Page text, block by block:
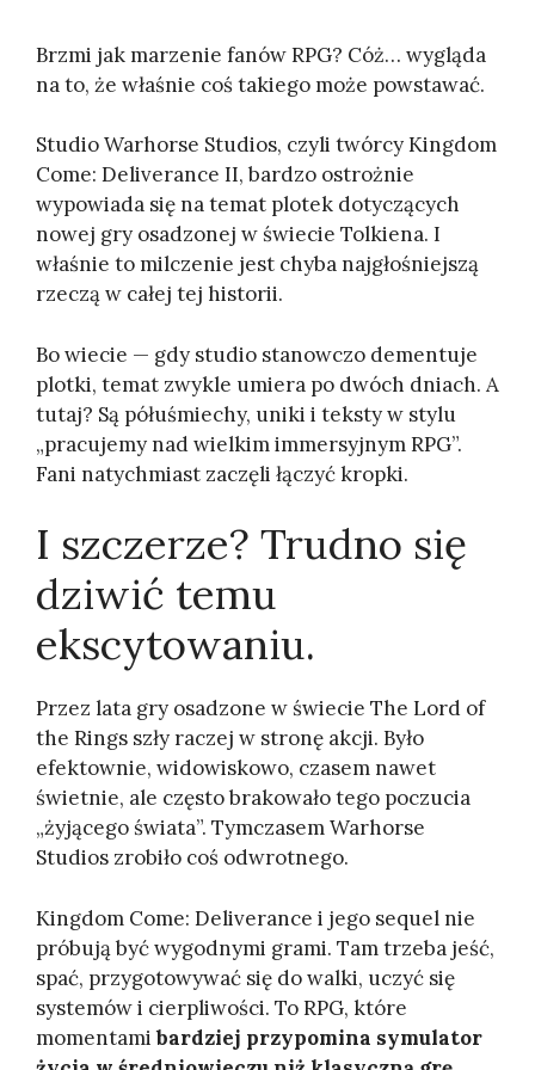
Brzmi jak marzenie fanów RPG? Cóż… wygląda
na to, że właśnie coś takiego może powstawać.
Studio Warhorse Studios, czyli twórcy Kingdom
Come: Deliverance II, bardzo ostrożnie
wypowiada się na temat plotek dotyczących
nowej gry osadzonej w świecie Tolkiena. I
właśnie to milczenie jest chyba najgłośniejszą
rzeczą w całej tej historii.
Bo wiecie — gdy studio stanowczo dementuje
plotki, temat zwykle umiera po dwóch dniach. A
tutaj? Są półuśmiechy, uniki i teksty w stylu
„pracujemy nad wielkim immersyjnym RPG”.
Fani natychmiast zaczęli łączyć kropki.
I szczerze? Trudno się
dziwić temu
ekscytowaniu.
Przez lata gry osadzone w świecie The Lord of
the Rings szły raczej w stronę akcji. Było
efektownie, widowiskowo, czasem nawet
świetnie, ale często brakowało tego poczucia
„żyjącego świata”. Tymczasem Warhorse
Studios zrobiło coś odwrotnego.
Kingdom Come: Deliverance i jego sequel nie
próbują być wygodnymi grami. Tam trzeba jeść,
spać, przygotowywać się do walki, uczyć się
systemów i cierpliwości. To RPG, które
momentamibardziej przypomina symulator